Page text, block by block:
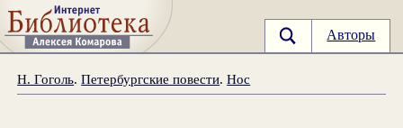
Авторы
Н. Гоголь.Петербургские повести.Нос